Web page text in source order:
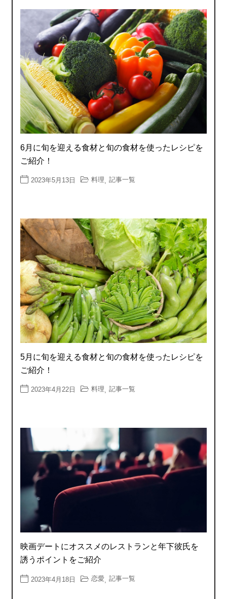
6月に旬を迎える食材と旬の食材を使ったレシピを
ご紹介！
2023年5月13日 料理, 記事一覧
5月に旬を迎える食材と旬の食材を使ったレシピを
ご紹介！
2023年4月22日 料理, 記事一覧
映画デートにオススメのレストランと年下彼氏を
誘うポイントをご紹介
2023年4月18日 恋愛 記事一覧